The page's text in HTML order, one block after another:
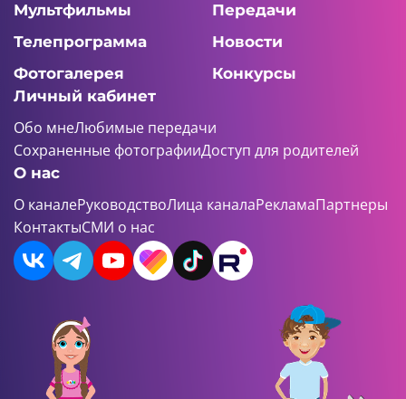
Мультфильмы
Передачи
Телепрограмма
Новости
Фотогалерея
Конкурсы
Личный кабинет
Обо мнеЛюбимые передачи
Сохраненные фотографииДоступ для родителей
О нас
О каналеРуководствоЛица каналаРекламаПартнеры
КонтактыСМИ о нас